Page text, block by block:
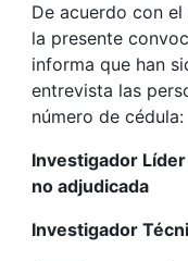
De acuerdo con
la presente
informa que han
entrevista las
número de cédula:
Investigador
no adjudicada
Investigador